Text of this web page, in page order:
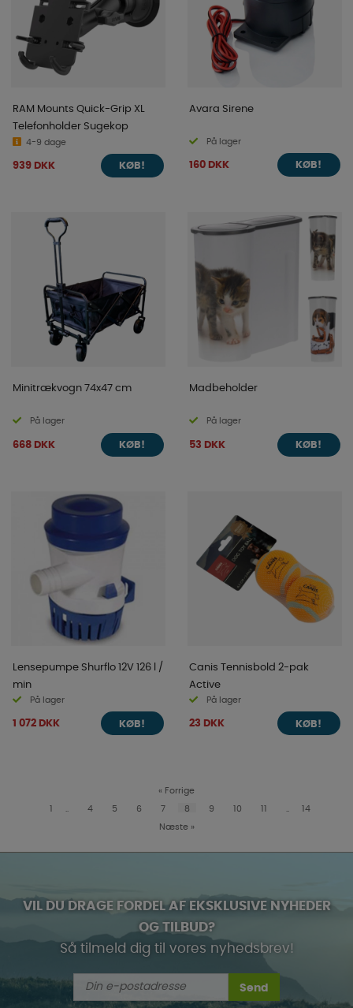
RAM Mounts Quick-Grip XL
Telefonholder Sugekop
4-9 dage
939 DKK KØB!
Avara Sirene
På lager
160 DKK KØB!
Minitrækvogn 74x47 cm
På lager
668 DKK KØB!
Madbeholder
På lager
53 DKK KØB!
Lensepumpe Shurflo 12V 126 l /
min
På lager
1 072 DKK KØB!
Canis Tennisbold 2-pak
Active
På lager
23 DKK KØB!
« Forrige
1 4 5 6 7 8 9 10 11 14
Næste »
VIL DU DRAGE FORDEL AF EKSKLUSIVE NYHEDER
OG TILBUD?
Så tilmeld dig til vores nyhedsbrev!
Send